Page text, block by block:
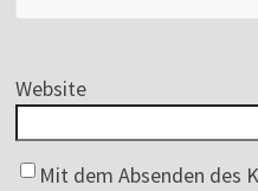
Website
Mit dem Absenden des